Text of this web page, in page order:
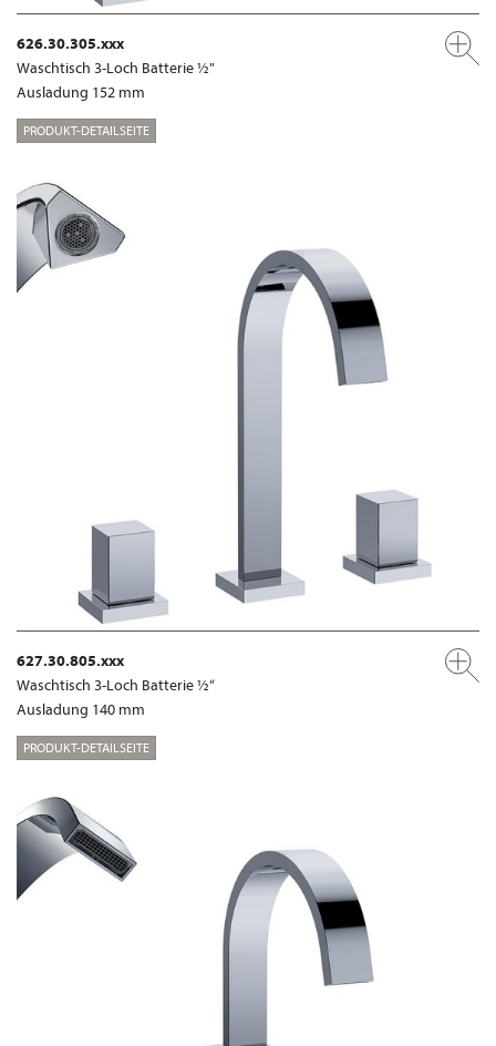
626.30.305.xxx
Waschtisch 3-Loch Batterie ½"
Ausladung 152 mm
PRODUKT-DETAILSEITE
627.30.805.xxx
Waschtisch 3-Loch Batterie ½“
Ausladung 140 mm
PRODUKT-DETAILSEITE